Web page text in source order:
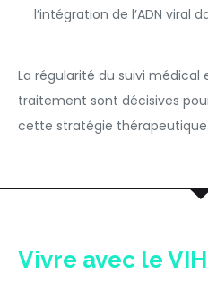
l’intégration de l’ADN viral
La régularité du suivi médical
traitement sont décisives
cette stratégie thérapeutique.
Vivre avec le